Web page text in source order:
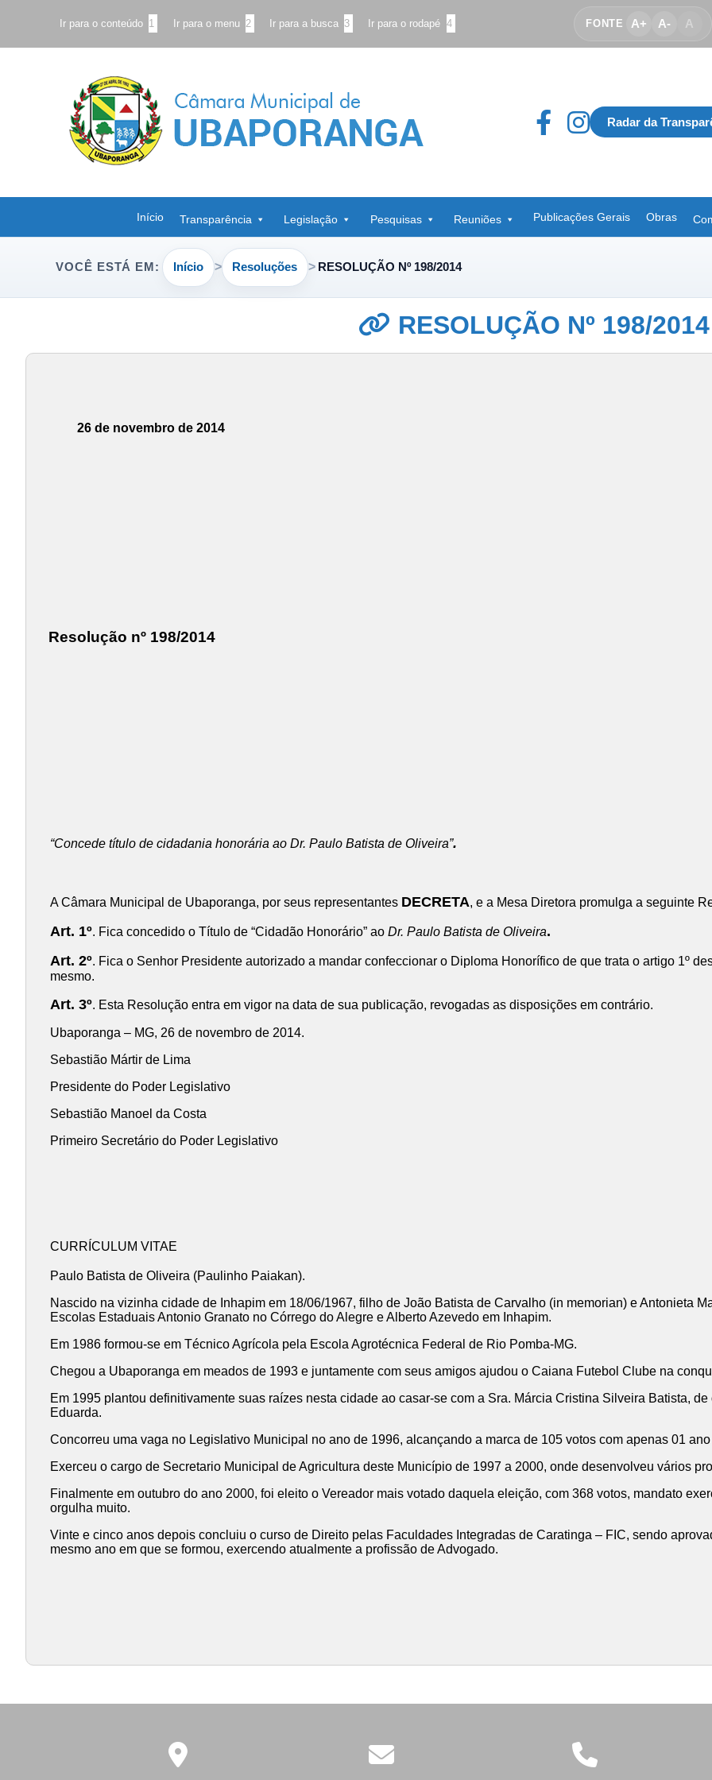
Ir para o conteúdo 1 Ir para o menu 2 Ir para a busca 3 Ir para o rodapé 4 FONTE A+ A- A
Radar da
Início Transparência Legislação Pesquisas Reuniões Publicações Gerais Obras
VOCÊ ESTÁ EM: Início Resoluções RESOLUÇÃO Nº 198/2014
RESOLUÇÃO Nº 198/2014
26 de novembro de 2014
Resolução nº 198/2014
“Concede título de cidadania honorária ao Dr. Paulo Batista de Oliveira”.
A Câmara Municipal de Ubaporanga, por seus representantes DECRETA, e a Mesa Diretora promulga a seguinte
Art. 1º. Fica concedido o Título de “Cidadão Honorário” ao Dr. Paulo Batista de Oliveira.
Art. 2º. Fica o Senhor Presidente autorizado a mandar confeccionar o Diploma Honorífico de que trata o artigo 1º
mesmo.
Art. 3º. Esta Resolução entra em vigor na data de sua publicação, revogadas as disposições em contrário.
Ubaporanga – MG, 26 de novembro de 2014.
Sebastião Mártir de Lima
Presidente do Poder Legislativo
Sebastião Manoel da Costa
Primeiro Secretário do Poder Legislativo
CURRÍCULUM VITAE
Paulo Batista de Oliveira (Paulinho Paiakan).
Nascido na vizinha cidade de Inhapim em 18/06/1967, filho de João Batista de Carvalho (in memorian) e Antonieta
Escolas Estaduais Antonio Granato no Córrego do Alegre e Alberto Azevedo em Inhapim.
Em 1986 formou-se em Técnico Agrícola pela Escola Agrotécnica Federal de Rio Pomba-MG.
Chegou a Ubaporanga em meados de 1993 e juntamente com seus amigos ajudou o Caiana Futebol Clube na
Em 1995 plantou definitivamente suas raízes nesta cidade ao casar-se com a Sra. Márcia Cristina Silveira Batista,
Eduarda.
Concorreu uma vaga no Legislativo Municipal no ano de 1996, alcançando a marca de 105 votos com apenas 01
Exerceu o cargo de Secretario Municipal de Agricultura deste Município de 1997 a 2000, onde desenvolveu vários
Finalmente em outubro do ano 2000, foi eleito o Vereador mais votado daquela eleição, com 368 votos, mandato
orgulha muito.
Vinte e cinco anos depois concluiu o curso de Direito pelas Faculdades Integradas de Caratinga – FIC, sendo
mesmo ano em que se formou, exercendo atualmente a profissão de Advogado.